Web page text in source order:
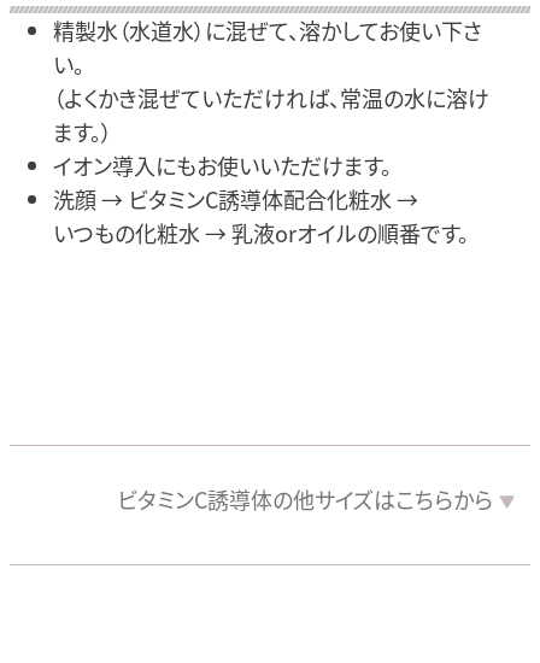
精製水（水道水）に混ぜて、溶かしてお使い下さ
い。
（よくかき混ぜていただければ、常温の水に溶け
ます。）
イオン導入にもお使いいただけます。
洗顔 → ビタミンC誘導体配合化粧水 →
いつもの化粧水 →乳液orオイルの順番です。
ビタミンC誘導体の他サイズはこちらから